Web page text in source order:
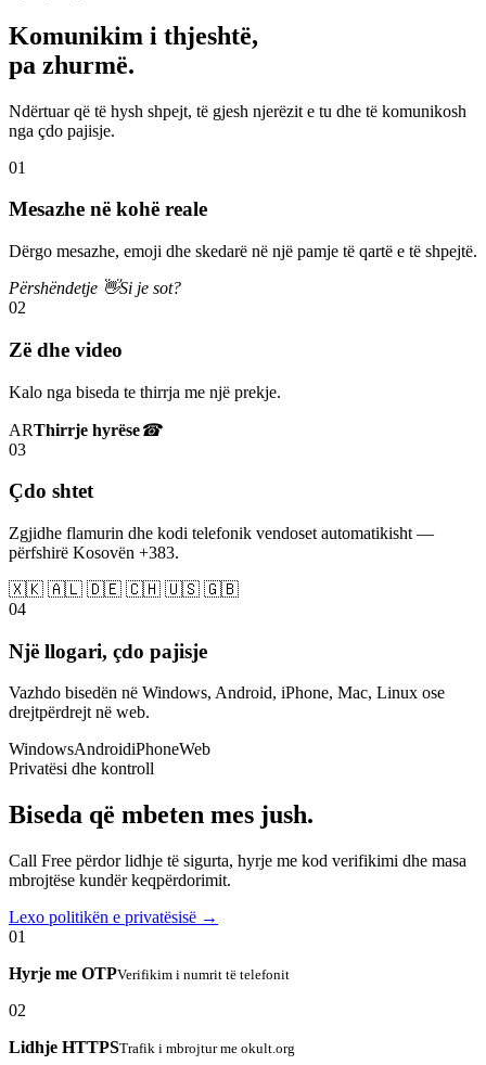
Komunikim i thjeshtë,
pa zhurmë.
Ndërtuar që të hysh shpejt, të gjesh njerëzit e tu dhe të komunikosh
nga çdo pajisje.
01
Mesazhe në kohë reale
Dërgo mesazhe, emoji dhe skedarë në një pamje të qartë e të shpejtë.
Përshëndetje 👋Si je sot?
02
Zë dhe video
Kalo nga biseda te thirrja me një prekje.
ARThirrje hyrëse☎
03
Çdo shtet
Zgjidhe flamurin dhe kodi telefonik vendoset automatikisht —
përfshirë Kosovën +383.
🇽🇰 🇦🇱 🇩🇪 🇨🇭 🇺🇸 🇬🇧
04
Një llogari, çdo pajisje
Vazhdo bisedën në Windows, Android, iPhone, Mac, Linux ose
drejtpërdrejt në web.
WindowsAndroidiPhoneWeb
Privatësi dhe kontroll
Biseda që mbeten mes jush.
Call Free përdor lidhje të sigurta, hyrje me kod verifikimi dhe masa
mbrojtëse kundër keqpërdorimit.
Lexo politikën e privatësisë →
01
Hyrje me OTPVerifikim i numrit të telefonit
02
Lidhje HTTPSTrafik i mbrojtur me okult.org